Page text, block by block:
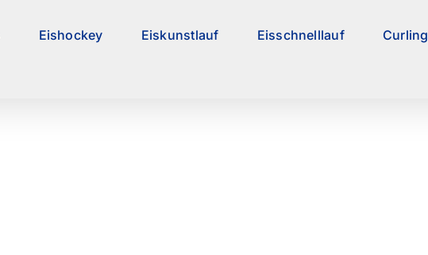
Eishockey Eiskunstlauf Eisschnelllauf Curling